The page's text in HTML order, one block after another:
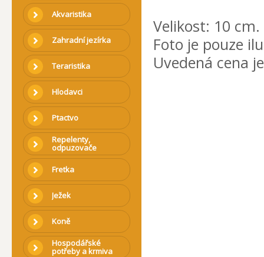
Akvaristika
Zahradní jezírka
Teraristika
Hlodavci
Ptactvo
Repelenty,
odpuzovače
Fretka
Ježek
Koně
Hospodářské
potřeby a krmiva
Velikost: 10 cm.
Foto je pouze
Uvedená cena